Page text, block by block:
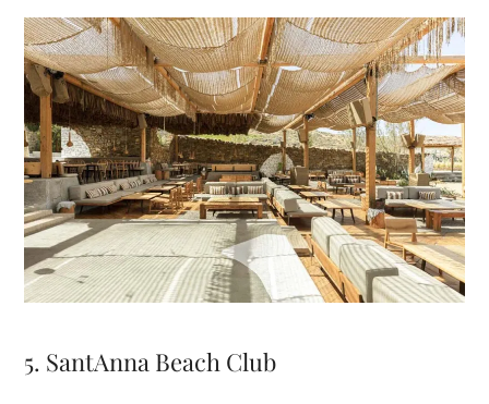
5. SantAnna Beach Club